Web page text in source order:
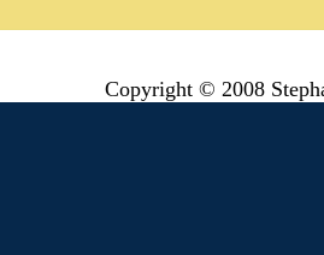
Copyright © 2008